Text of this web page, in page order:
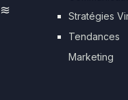
≋
Stratégies
Tendances
Marketing